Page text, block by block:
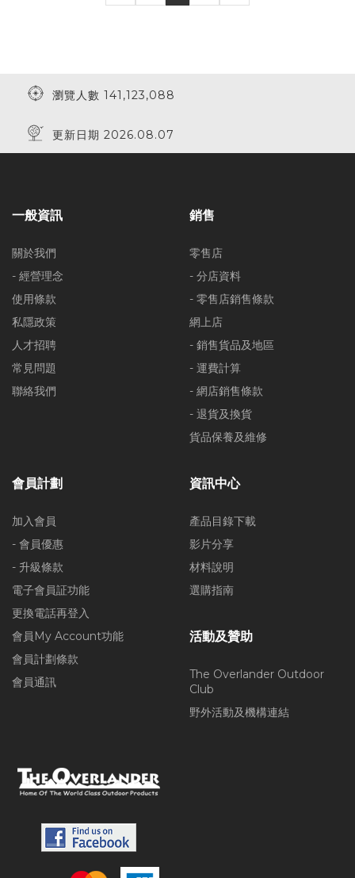
瀏覽人數 141,123,088
更新日期 2026.08.07
一般資訊
關於我們
- 經營理念
使用條款
私隱政策
人才招聘
常見問題
聯絡我們
銷售
零售店
- 分店資料
- 零售店銷售條款
網上店
- 銷售貨品及地區
- 運費計算
- 網店銷售條款
- 退貨及換貨
貨品保養及維修
會員計劃
加入會員
- 會員優惠
- 升級條款
電子會員証功能
更換電話再登入
會員My Account功能
會員計劃條款
會員通訊
資訊中心
產品目錄下載
影片分享
材料說明
選購指南
活動及贊助
The Overlander Outdoor
Club
野外活動及機構連結